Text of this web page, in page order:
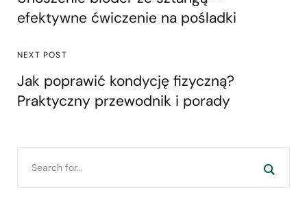
efektywne ćwiczenie na pośladki
NEXT POST
Jak poprawić kondycję fizyczną?
Praktyczny przewodnik i porady